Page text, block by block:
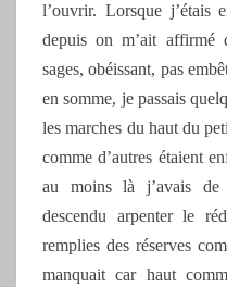
l’ouvrir. Lorsque j’étais
depuis on m’ait affirmé
sages, obéissant, pas
en somme, je passais
les marches du haut du
comme d’autres étaient
au moins là j’avais de
descendu arpenter le
remplies des réserves
manquait car haut